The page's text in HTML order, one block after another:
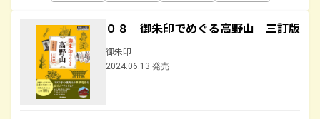
０８ 御朱印でめぐる高野山 三訂版
御朱印
2024.06.13 発売